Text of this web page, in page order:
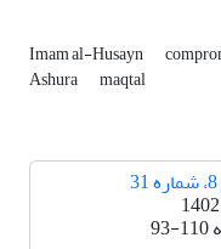
Imam al-Husayn
Ashura maqtal
93-110